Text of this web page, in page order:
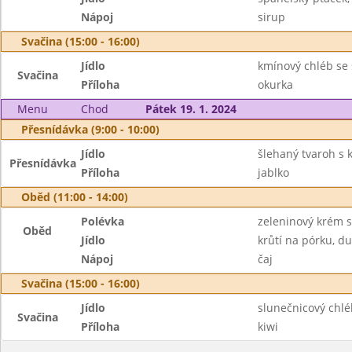
Nápoj
sirup
Svačina (15:00 - 16:00)
Svačina
Jídlo
kmínový chléb se
Příloha
okurka
Menu
Chod
Pátek 19. 1. 2024
Přesnídávka (9:00 - 10:00)
Přesnídávka
Jídlo
šlehaný tvaroh s
Příloha
jablko
Oběd (11:00 - 14:00)
Oběd
Polévka
zeleninový krém
Jídlo
krůtí na pórku,
Nápoj
čaj
Svačina (15:00 - 16:00)
Svačina
Jídlo
slunečnicový
Příloha
kiwi